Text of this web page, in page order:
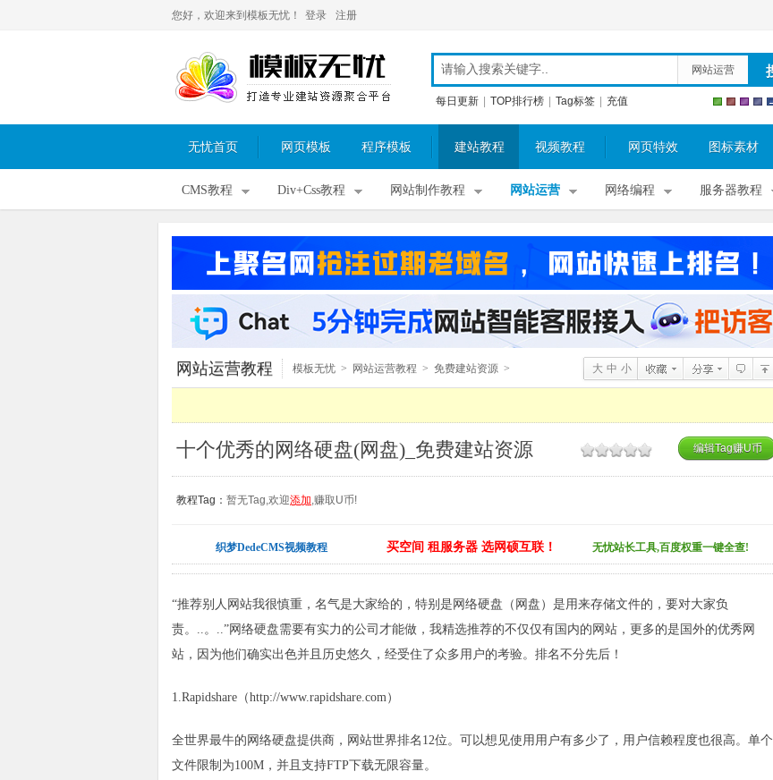
您好，欢迎来到模板无忧！ 登录 注册
网站运营
每日更新 TOP排行榜 Tag标签 充值
无忧首页 网页模板 程序模板 建站教程 视频教程 网页特效 图标素材
CMS教程 Div+Css教程 网站制作教程 网站运营 网络编程 服务器教程
网站运营教程 模板无忧 > 网站运营教程 > 免费建站资源 > 大 中 小
十个优秀的网络硬盘(网盘)_免费建站资源 编辑Tag赚U币
教程Tag： 暂无Tag,欢迎添加,赚取U币!
织梦DedeCMS视频教程 买空间 租服务器 选网硕互联！ 无忧站长工具,百度权重一键全查!
“推荐别人网站我很慎重，名气是大家给的，特别是网络硬盘（网盘）是用来存储文件的，要对大家负
责。..。..”网络硬盘需要有实力的公司才能做，我精选推荐的不仅仅有国内的网站，更多的是国外的优秀网
站，因为他们确实出色并且历史悠久，经受住了众多用户的考验。排名不分先后！
1.Rapidshare（http://www.rapidshare.com）
全世界最牛的网络硬盘提供商，网站世界排名12位。可以想见使用用户有多少了，用户信赖程度也很高。单个
文件限制为100M，并且支持FTP下载无限容量。